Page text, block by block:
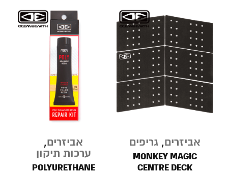
אביזרים,
ערכות תיקון
POLYURETHANE
אביזרים, גריפים
MONKEY MAGIC
CENTRE DECK